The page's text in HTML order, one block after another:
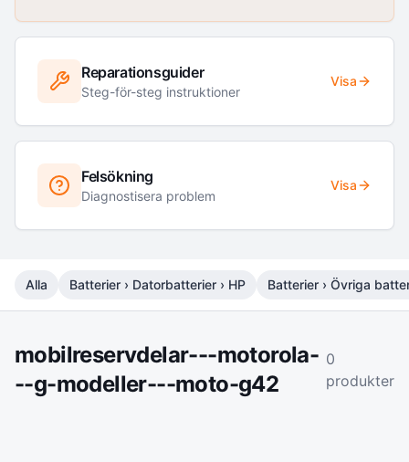
Reparationsguider
Steg-för-steg instruktioner
Visa
Felsökning
Diagnostisera problem
Visa
Alla Batterier › Datorbatterier › HP Batterier › Övriga
mobilreservdelar---motorola-
--g-modeller---moto-g42
0
produkter